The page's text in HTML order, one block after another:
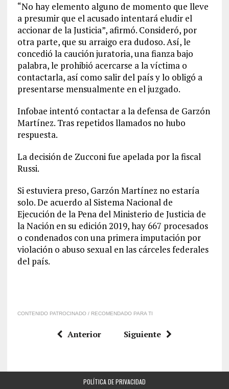
“No hay elemento alguno de momento que lleve
a presumir que el acusado intentará eludir el
accionar de la Justicia”, afirmó. Consideró, por
otra parte, que su arraigo era dudoso. Así, le
concedió la caución juratoria, una fianza bajo
palabra, le prohibió acercarse a la víctima o
contactarla, así como salir del país y lo obligó a
presentarse mensualmente en el juzgado.
Infobae intentó contactar a la defensa de Garzón
Martínez. Tras repetidos llamados no hubo
respuesta.
La decisión de Zucconi fue apelada por la fiscal
Russi.
Si estuviera preso, Garzón Martínez no estaría
solo. De acuerdo al Sistema Nacional de
Ejecución de la Pena del Ministerio de Justicia de
la Nación en su edición 2019, hay 667 procesados
o condenados con una primera imputación por
violación o abuso sexual en las cárceles federales
del país.
CONTENIDO PATROCINADO / RECOMENDADO PARA TI
Anterior Siguiente
POLÍTICA DE PRIVACIDAD